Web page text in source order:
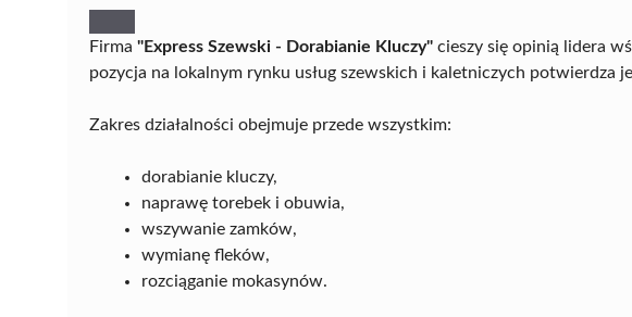
Firma "Express Szewski - Dorabianie Kluczy" cieszy się opinią lidera
pozycja na lokalnym rynku usług szewskich i kaletniczych potwierdza
Zakres działalności obejmuje przede wszystkim:
dorabianie kluczy,
naprawę torebek i obuwia,
wszywanie zamków,
wymianę fleków,
rozciąganie mokasynów.